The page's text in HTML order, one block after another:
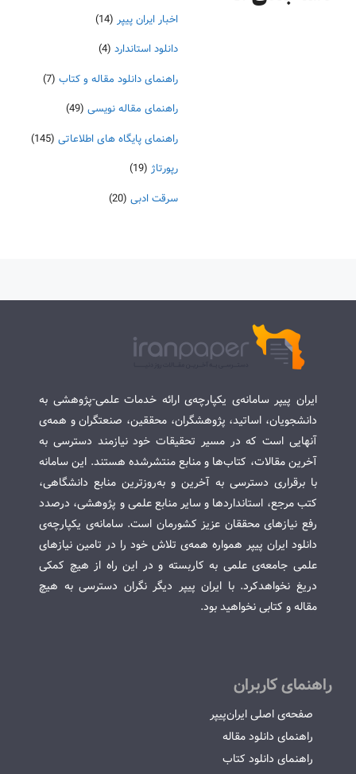
اخبار ایران پیپر (14)
دانلود استاندارد (4)
راهنمای دانلود مقاله و کتاب (7)
راهنمای مقاله نویسی (49)
راهنمای پایگاه های اطلاعاتی (145)
رپورتاژ (19)
سرقت ادبی (20)
ایران پیپر سامانه‌ی یکپارچه‌ی ارائه خدمات علمی-پژوهشی به
دانشجویان، اساتید، پژوهشگران، محققین، صنعتگران و همه‌ی
آنهایی است که در مسیر تحقیقات خود نیازمند دسترسی به
آخرین مقالات، کتاب‌ها و منابع منتشرشده هستند. این سامانه
با برقراری دسترسی به آخرین و به‌روزترین منابع دانشگاهی،
کتب مرجع، استانداردها و سایر منابع علمی و پژوهشی، درصدد
رفع نیازهای محققان عزیز کشورمان است. سامانه‌ی یکپارچه‌ی
دانلود ایران پیپر همواره همه‌ی تلاش خود را در تامین نیازهای
علمی جامعه‌ی علمی به کاربسته و در این راه از هیچ کمکی
دریغ نخواهدکرد. با ایران پیپر دیگر نگران دسترسی به هیچ
مقاله و کتابی نخواهید بود.
راهنمای کاربران
صفحه‌ی اصلی ایران‌پیپر
راهنمای دانلود مقاله
راهنمای دانلود کتاب